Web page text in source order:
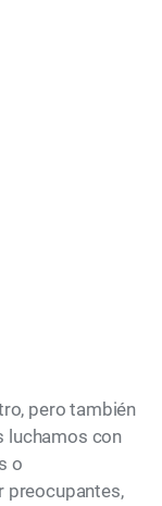
pero también
luchamos con
o
preocupantes,